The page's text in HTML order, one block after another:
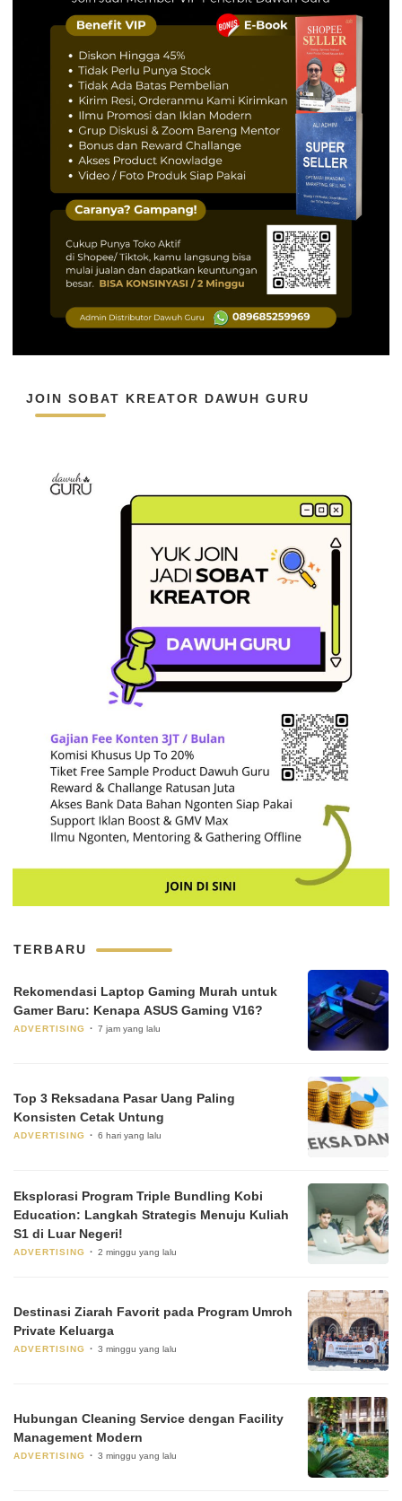
JOIN SOBAT KREATOR DAWUH GURU
TERBARU
Rekomendasi Laptop Gaming Murah untuk
Gamer Baru: Kenapa ASUS Gaming V16?
ADVERTISING 7 jam yang lalu
Top 3 Reksadana Pasar Uang Paling
Konsisten Cetak Untung
ADVERTISING 6 hari yang lalu
Eksplorasi Program Triple Bundling Kobi
Education: Langkah Strategis Menuju Kuliah
S1 di Luar Negeri!
ADVERTISING 2 minggu yang lalu
Destinasi Ziarah Favorit pada Program Umroh
Private Keluarga
ADVERTISING 3 minggu yang lalu
Hubungan Cleaning Service dengan Facility
Management Modern
ADVERTISING 3 minggu yang lalu